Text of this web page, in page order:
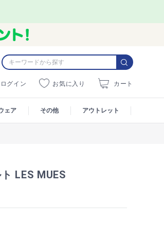
ログイン お気に入り カート
ェア その他 アウトレット
LES MUES